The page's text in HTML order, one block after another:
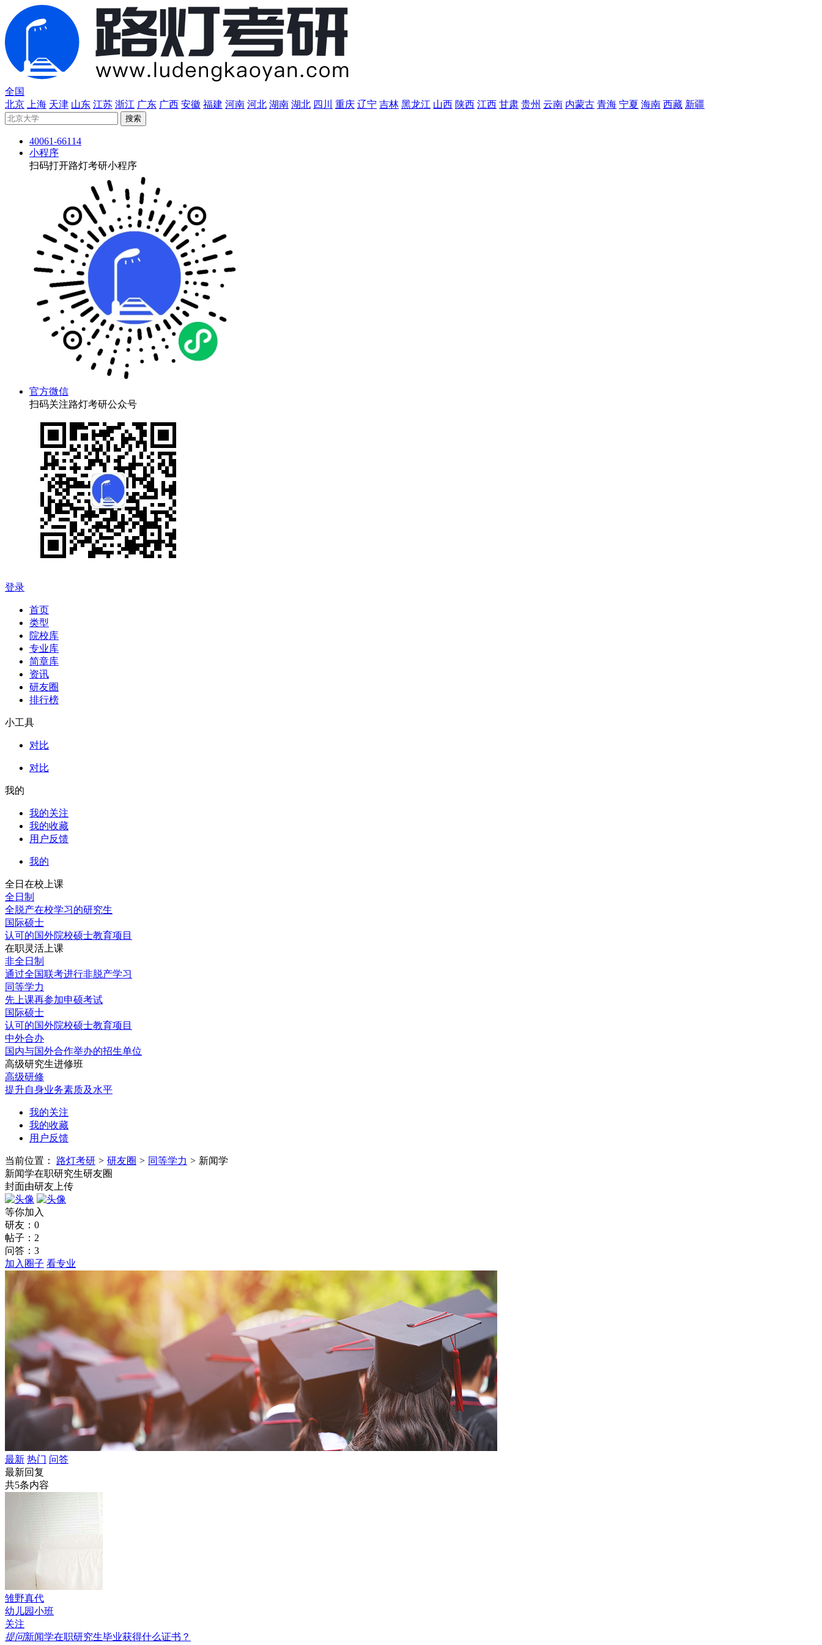
全国
北京
上海 天津 山东 江苏 浙江 广东 广西 安徽 福建 河南 河北 湖南 湖北 四川 重庆 辽宁 吉林 黑龙江 山西 陕西 江西 甘肃 贵州 云南 内蒙古 青海 宁夏 海南 西藏 新疆
40061-66114
小程序
扫码打开路灯考研小程序
官方微信
扫码关注路灯考研公众号
登录
首页
类型
院校库
专业库
简章库
资讯
研友圈
排行榜
小工具
对比
对比
我的
我的关注
我的收藏
用户反馈
我的
全日在校上课
全日制
全脱产在校学习的研究生
国际硕士
认可的国外院校硕士教育项目
在职灵活上课
非全日制
通过全国联考进行非脱产学习
同等学力
先上课再参加申硕考试
国际硕士
认可的国外院校硕士教育项目
中外合办
国内与国外合作举办的招生单位
高级研究生进修班
高级研修
提升自身业务素质及水平
我的关注
我的收藏
用户反馈
当前位置： 路灯考研 > 研友圈 > 同等学力 > 新闻学
新闻学在职研究生研友圈
封面由研友上传
等你加入
研友： 0
帖子： 2
问答： 3
加入圈子 看专业
最新 热门 问答
最新回复
共5条内容
雏野真代
幼儿园小班
关注
提问新闻学在职研究生毕业获得什么证书？